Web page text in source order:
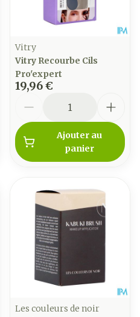
Vitry
Vitry Recourbe Cils
Pro'expert
19,96 €
Ajouter au
panier
Les couleurs de noir